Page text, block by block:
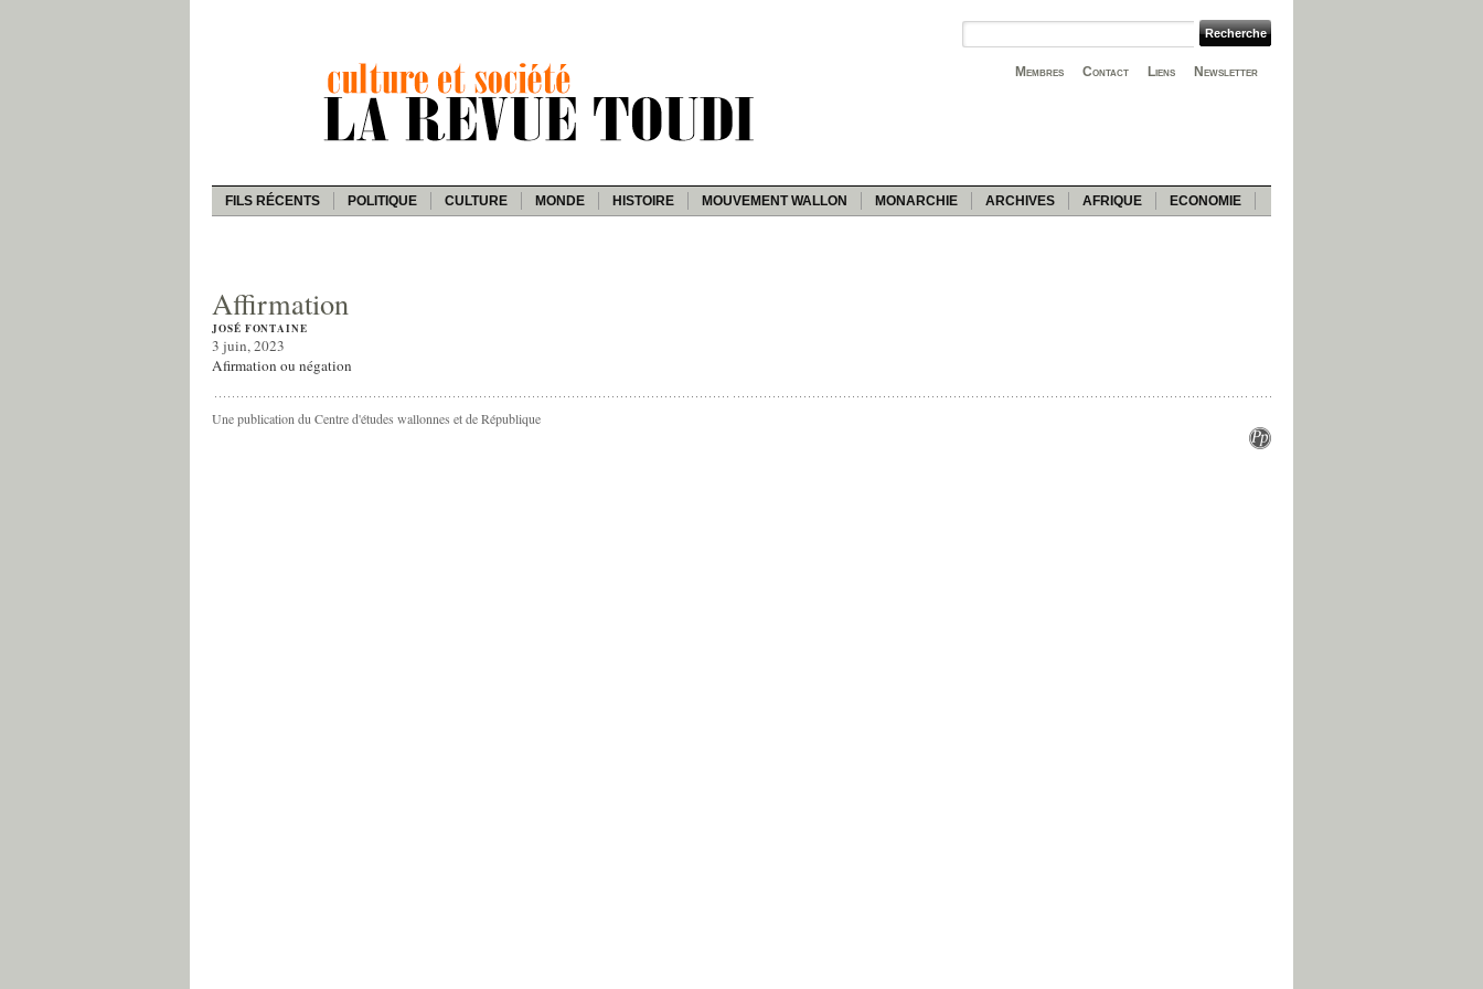
Newsletter
Liens
Contact
Membres
FILS RÉCENTS POLITIQUE CULTURE MONDE HISTOIRE MOUVEMENT WALLON MONARCHIE ARCHIVES AFRIQUE ECONOMIE
Affirmation
JOSÉ FONTAINE
3 juin, 2023
Afirmation ou négation
Une publication du Centre d'études wallonnes et de République